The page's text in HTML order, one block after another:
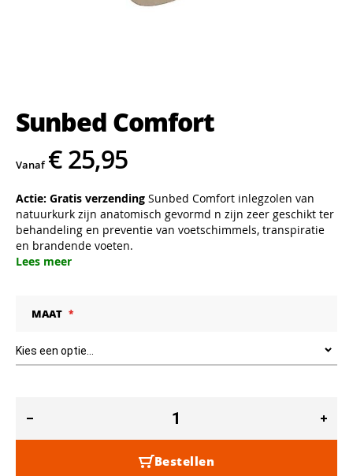
begin
van
afbeeldingen-
Sunbed Comfort
Vanaf € 25,95
Actie: Gratis verzending Sunbed Comfort inlegzolen van
natuurkurk zijn anatomisch gevormd n zijn zeer geschikt ter
behandeling en preventie van voetschimmels, transpiratie
en brandende voeten.
Lees meer
MAAT
Bestellen